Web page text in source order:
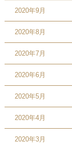
2020年9月
2020年8月
2020年7月
2020年6月
2020年5月
2020年4月
2020年3月